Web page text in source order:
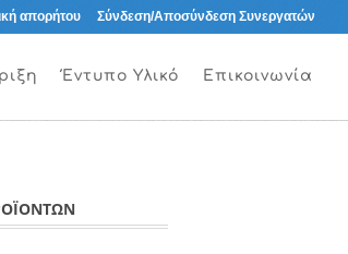
απορήτου Σύνδεση/Αποσύνδεση Συνεργατών
Έντυπο Υλικό Επικοινωνία